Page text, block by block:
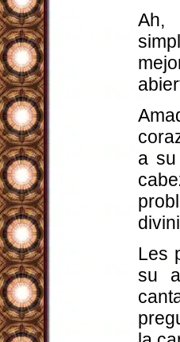
Ah,
a su
Les
su